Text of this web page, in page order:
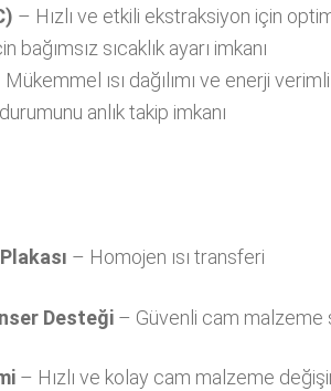
– Hızlı ve etkili ekstraksiyon için
bağımsız sıcaklık ayarı imkanı
ısı dağılımı ve enerji
anlık takip imkanı
– Homojen ısı transferi
Desteği – Güvenli cam malzeme
– Hızlı ve kolay cam malzeme